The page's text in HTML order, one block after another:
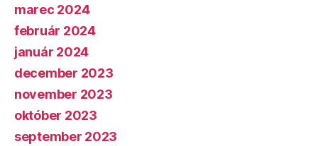
marec 2024
február 2024
január 2024
december 2023
november 2023
október 2023
september 2023